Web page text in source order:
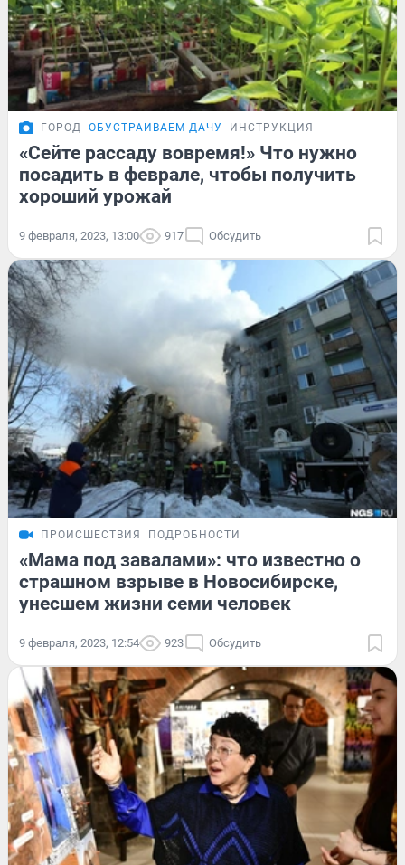
ГОРОД ОБУСТРАИВАЕМ ДАЧУ ИНСТРУКЦИЯ
«Сейте рассаду вовремя!» Что нужно
посадить в феврале, чтобы получить
хороший урожай
9 февраля, 2023, 13:00 917 Обсудить
ПРОИСШЕСТВИЯ ПОДРОБНОСТИ
«Мама под завалами»: что известно о
страшном взрыве в Новосибирске,
унесшем жизни семи человек
9 февраля, 2023, 12:54 923 Обсудить